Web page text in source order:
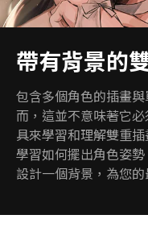
帶有背景的
包含多個角色的插畫
而，這並不意味著它
具來學習和理解雙重
學習如何擺出角色姿
設計一個背景，為您